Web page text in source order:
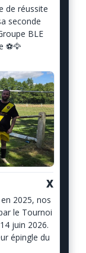
de réussite
seconde
BLE
⚽️🦅
X
2025, nos
le Tournoi
juin 2026.
épingle du